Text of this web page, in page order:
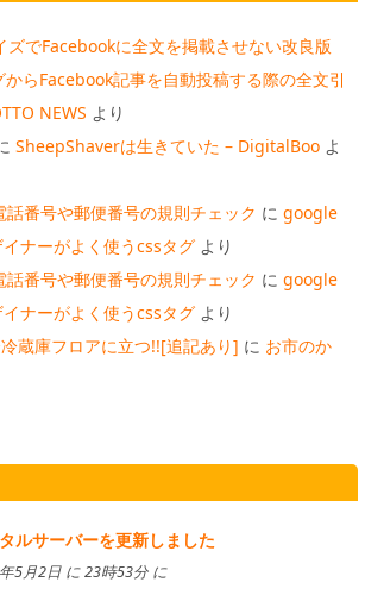
ズでFacebookに全文を掲載させない改良版
からFacebook記事を自動投稿する際の全文引
NEWS より
SheepShaverは生きていた – DigitalBoo よ
番号や郵便番号の規則チェック に google
ナーがよく使うcssタグ より
番号や郵便番号の規則チェック に google
ナーがよく使うcssタグ より
蔵庫フロアに立つ!![追記あり] に お市のか
ルサーバーを更新しました
5月2日 に 23時53分 に